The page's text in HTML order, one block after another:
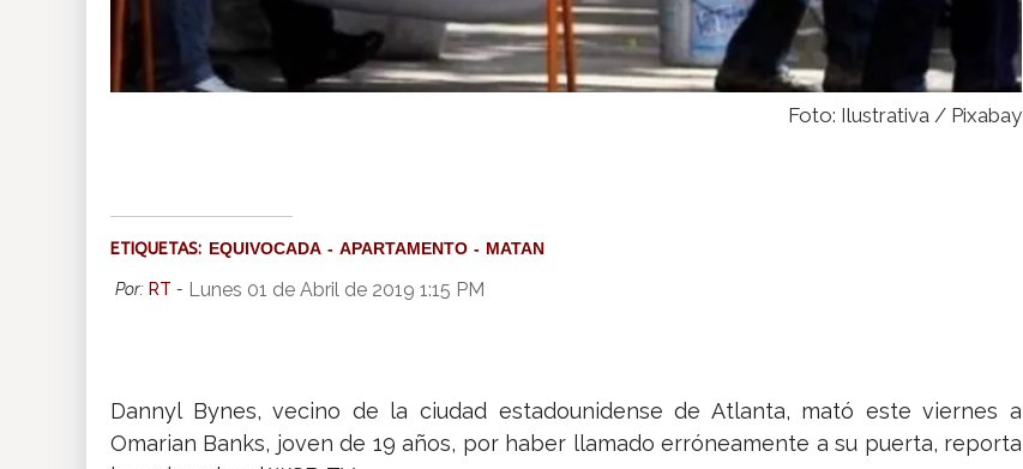
Foto: Ilustrativa / Pixabay
ETIQUETAS: EQUIVOCADA APARTAMENTO MATAN
Por: RT - Lunes 01 de Abril de 2019 1:15 PM
Dannyl Bynes, vecino de la ciudad estadounidense de Atlanta, mató este viernes a
Omarian Banks, joven de 19 años, por haber llamado erróneamente a su puerta, reporta